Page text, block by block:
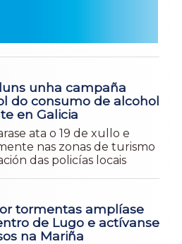
unha campaña
do consumo de alcohol
en Galicia
ata o 19 de xullo e
nas zonas de turismo
das policías locais
tormentas amplíase
de Lugo e actívanse
na Mariña